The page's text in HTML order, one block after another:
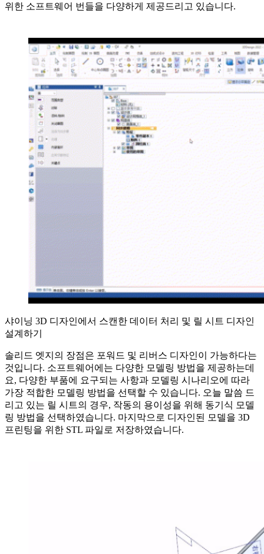
위한 소프트웨어 번들을 다양하게 제공드리고 있습니다.
샤이닝 3D 디자인에서 스캔한 데이터 처리 및 릴 시트 디자인
설계하기
솔리드 엣지의 장점은 포워드 및 리버스 디자인이 가능하다는
것입니다. 소프트웨어에는 다양한 모델링 방법을 제공하는데
요, 다양한 부품에 요구되는 사항과 모델링 시나리오에 따라
가장 적합한 모델링 방법을 선택할 수 있습니다. 오늘 말씀 드
리고 있는 릴 시트의 경우, 작동의 용이성을 위해 동기식 모델
링 방법을 선택하였습니다. 마지막으로 디자인된 모델을 3D
프린팅을 위한 STL 파일로 저장하였습니다.